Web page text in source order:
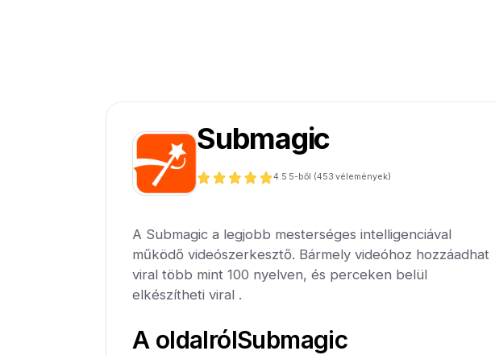
Submagic
4.5 5-ből (453 vélemények)
A Submagic a legjobb mesterséges intelligenciával
működő videószerkesztő. Bármely videóhoz hozzáadhat
viral több mint 100 nyelven, és perceken belül
elkészítheti viral .
A oldalrólSubmagic